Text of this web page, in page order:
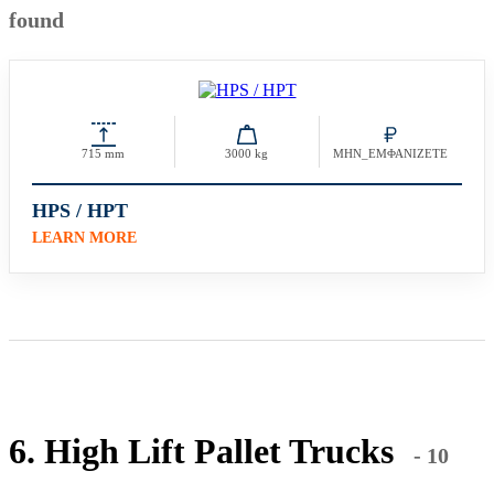
found
715 mm 3000 kg ΜΗΝ_ΕΜΦΑΝΙΖΕΤΕ
HPS / HPT
LEARN MORE
6. High Lift Pallet Trucks
- 10